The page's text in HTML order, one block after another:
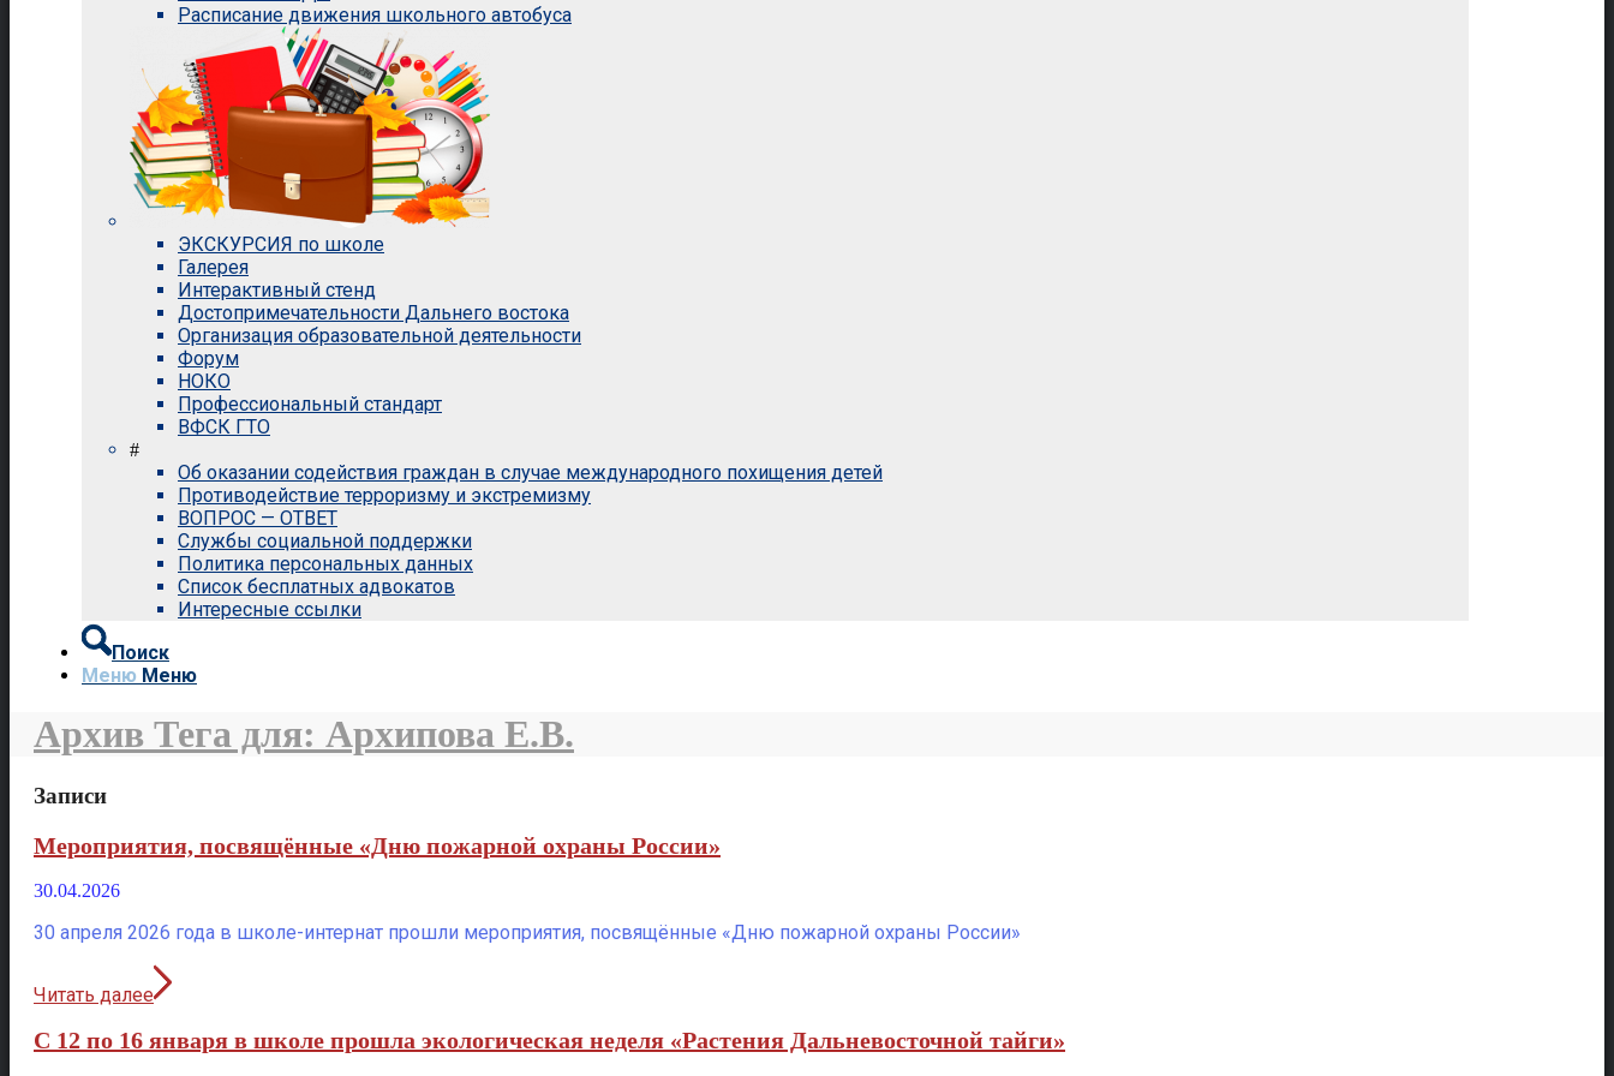
Расписание движения школьного автобуса
ЭКСКУРСИЯ по школе
Галерея
Интерактивный стенд
Достопримечательности Дальнего востока
Организация образовательной деятельности
Форум
НОКО
Профессиональный стандарт
ВФСК ГТО
#
Об оказании содействия граждан в случае международного похищения детей
Противодействие терроризму и экстремизму
ВОПРОС — ОТВЕТ
Службы социальной поддержки
Политика персональных данных
Список бесплатных адвокатов
Интересные ссылки
Поиск
Меню Меню
Архив Тега для: Архипова Е.В.
Записи
Мероприятия, посвящённые «Дню пожарной охраны России»
30.04.2026
30 апреля 2026 года в школе-интернат прошли мероприятия, посвящённые «Дню пожарной охраны России»
Читать далее
С 12 по 16 января в школе прошла экологическая неделя «Растения Дальневосточной тайги»